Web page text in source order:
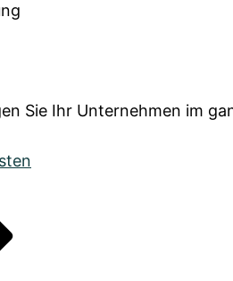
Mitarbeiter und verrechne
du zu allen Fachbegriffen
der Schlüssel, um innovative
Sie Ihr Unternehmen im